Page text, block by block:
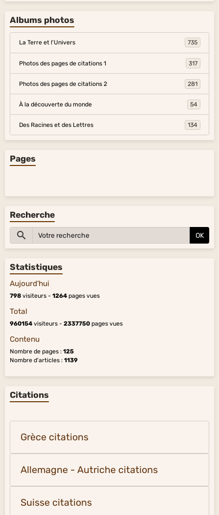
Albums photos
La Terre et l'Univers 735
Photos des pages de citations 1 317
Photos des pages de citations 2 281
À la découverte du monde 54
Des Racines et des Lettres 134
Pages
Recherche
OK
Statistiques
Aujourd'hui
798 visiteurs - 1264 pages vues
Total
960154 visiteurs - 2337750 pages vues
Contenu
Nombre de pages : 125
Nombre d'articles : 1139
Citations
Grèce citations
Allemagne - Autriche citations
Suisse citations